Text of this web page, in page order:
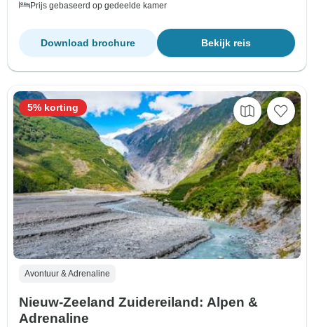
Prijs gebaseerd op gedeelde kamer
Bekijk reis
Download brochure
Avontuur & Adrenaline
Nieuw-Zeeland Zuidereiland: Alpen &
Adrenaline
5% korting